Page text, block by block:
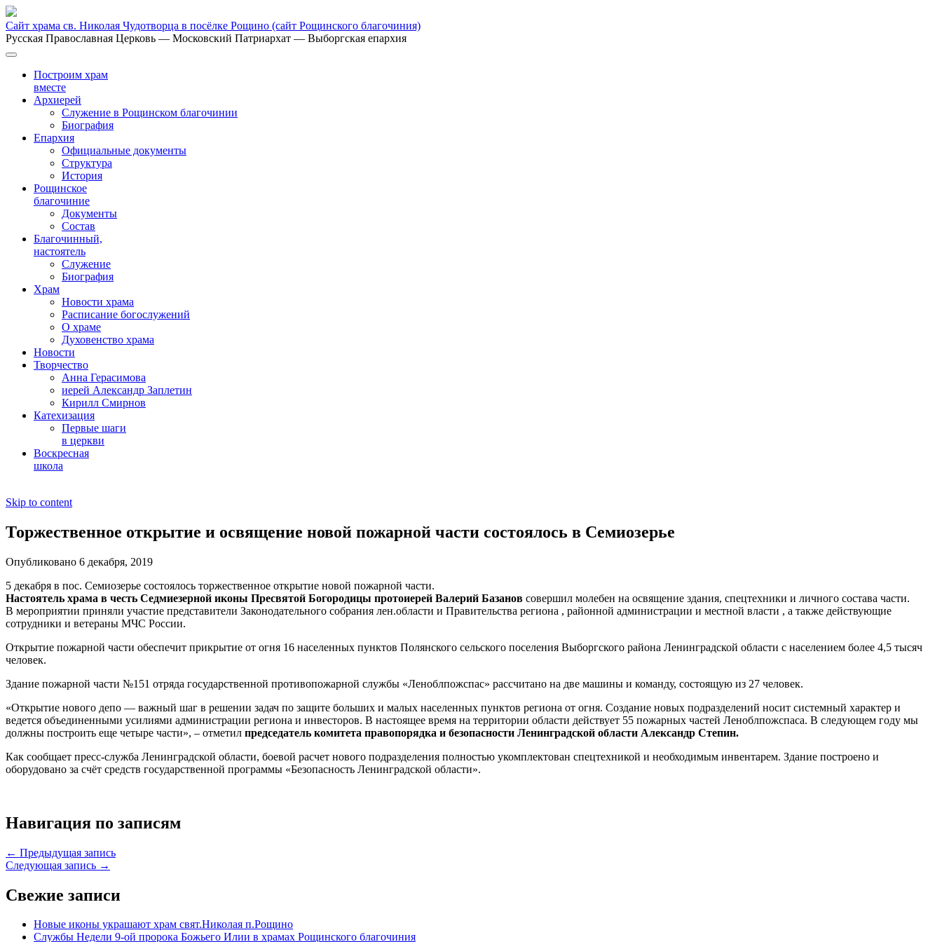
Сайт храма св. Николая Чудотворца в посёлке Рощино (сайт Рощинского благочиния)
Русская Православная Церковь — Московский Патриархат — Выборгская епархия
Построим храм
вместе
Архиерей
Служение в Рощинском благочинии
Биография
Епархия
Официальные документы
Структура
История
Рощинское
благочиние
Документы
Состав
Благочинный,
настоятель
Служение
Биография
Храм
Новости храма
Расписание богослужений
О храме
Духовенство храма
Новости
Творчество
Анна Герасимова
иерей Александр Заплетин
Кирилл Смирнов
Катехизация
Первые шаги
в церкви
Воскресная
школа
Skip to content
Торжественное открытие и освящение новой пожарной части состоялось в Семиозерье
Опубликовано 6 декабря, 2019
5 декабря в пос. Семиозерье состоялось торжественное открытие новой пожарной части.
Настоятель храма в честь Седмиезерной иконы Пресвятой Богородицы протоиерей Валерий Базанов совершил молебен на освящение здания, спецтехники и личного состава части.
В мероприятии приняли участие представители Законодательного собрания лен.области и Правительства региона , районной администрации и местной власти , а также действующие
сотрудники и ветераны МЧС России.
Открытие пожарной части обеспечит прикрытие от огня 16 населенных пунктов Полянского сельского поселения Выборгского района Ленинградской области с населением более 4,5 тысяч
человек.
Здание пожарной части №151 отряда государственной противопожарной службы «Леноблпожспас» рассчитано на две машины и команду, состоящую из 27 человек.
«Открытие нового депо — важный шаг в решении задач по защите больших и малых населенных пунктов региона от огня. Создание новых подразделений носит системный характер и
ведется объединенными усилиями администрации региона и инвесторов. В настоящее время на территории области действует 55 пожарных частей Леноблпожспаса. В следующем году мы
должны построить еще четыре части», – отметил председатель комитета правопорядка и безопасности Ленинградской области Александр Степин.
Как сообщает пресс-служба Ленинградской области, боевой расчет нового подразделения полностью укомплектован спецтехникой и необходимым инвентарем. Здание построено и
оборудовано за счёт средств государственной программы «Безопасность Ленинградской области».
Навигация по записям
← Предыдущая запись
Следующая запись →
Свежие записи
Новые иконы украшают храм свят.Николая п.Рощино
Службы Недели 9-ой пророка Божьего Илии в храмах Рощинского благочиния